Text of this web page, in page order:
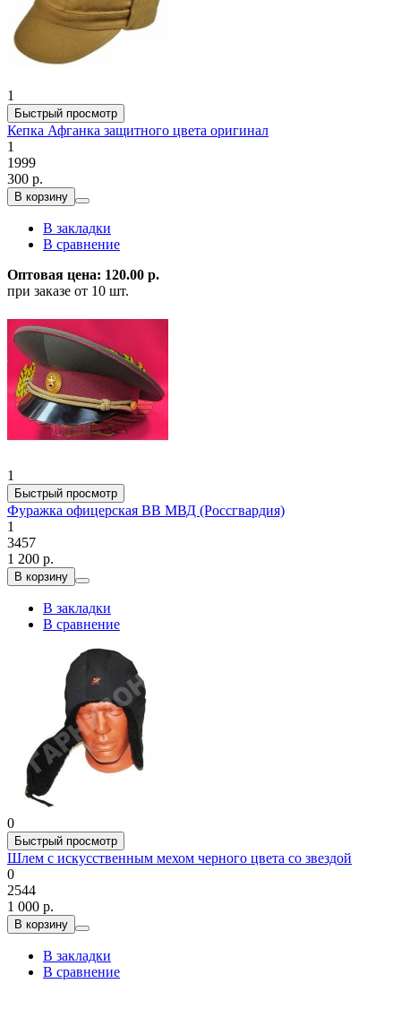
1
Быстрый просмотр
Кепка Афганка защитного цвета оригинал
1
1999
300 р.
В корзину
В закладки
В сравнение
Оптовая цена: 120.00 р.
при заказе от 10 шт.
1
Быстрый просмотр
Фуражка офицерская ВВ МВД (Россгвардия)
1
3457
1 200 р.
В корзину
В закладки
В сравнение
0
Быстрый просмотр
Шлем с искусственным мехом черного цвета со звездой
0
2544
1 000 р.
В корзину
В закладки
В сравнение